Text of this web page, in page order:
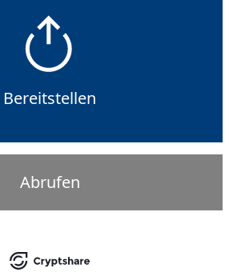
Bereitstellen
Abrufen